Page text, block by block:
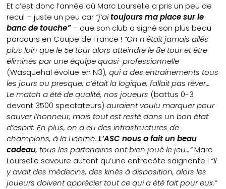
Et c’est donc l’année où Marc Lourselle a pris un peu de
recul – juste un peu car “j’aitoujours ma place sur le
banc de touche” – que son club a signé son plus beau
parcours en Coupe de France ! “On n’était jamais allés
plus loin que le 5e tour alors atteindre le 8e tour et être
éliminés par une équipe quasi-professionnelle
(Wasquehal évolue en N3), qui a des entraînements tous
les jours ou presque, c’était la logique, fallait pas rêver…
Le match a été de qualité, nos joueurs (battus 0-3
devant 3500 spectateurs)auraient voulu marquer pour
sauver l’honneur, mais tout est resté dans un bon état
d’esprit. En plus, on a eu des infrastructures de
champions, à la Licorne.L’ASC nous a fait un beau
cadeau, tous les partenaires ont bien joué le jeu…”Marc
Lourselle savoure autant qu’une entrecôte saignante ! “Il
y avait des médecins, des kinés à disposition, alors les
joueurs doivent apprécier tout ce qui a été fait pour eux.”